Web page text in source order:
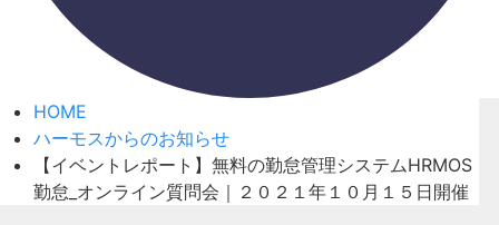
HOME
ハーモスからのお知らせ
【イベントレポート】無料の勤怠管理システムHRMOS
勤怠_オンライン質問会｜２０２１年１０月１５日開催